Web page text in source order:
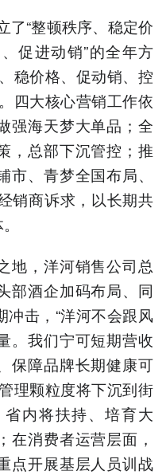
了“整顿秩序、稳定价
促进动销”的全年方
稳价格、促动销、控
四大核心营销工作依
强海天梦大单品；全
，总部下沉管控；推
、青梦全国布局、
销商诉求，以长期共
地，洋河销售公司总
部酒企加码布局、同
击，“洋河不会跟风
。我们宁可短期营收
保障品牌长期健康可
理颗粒度将下沉到街
内将扶持、培育大
在消费者运营层面，
点开展基层人员训战